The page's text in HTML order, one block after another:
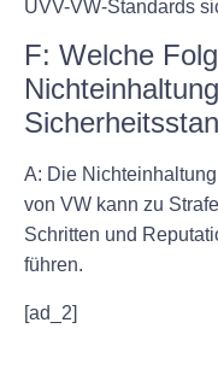
UVV-VW-Standards
F: Welche
A: Die
von VW kann zu
Schritten und
führen.
[ad_2]